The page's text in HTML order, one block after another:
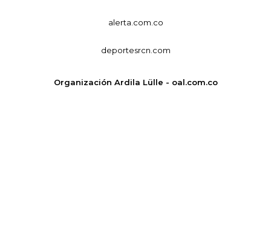
alerta.com.co
deportesrcn.com
Organización Ardila Lülle - oal.com.co